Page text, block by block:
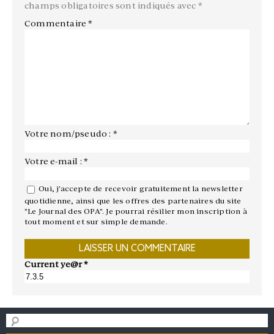
champs obligatoires sont indiqués avec *
Commentaire*
Votre nom/pseudo : *
Votre e-mail : *
Oui, j'accepte de recevoir gratuitement la newsletter
quotidienne, ainsi que les offres des partenaires du site
"Le Journal des OPA". Je pourrai résilier mon inscription à
tout moment et sur simple demande.
Current ye@r*